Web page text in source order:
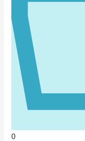
0